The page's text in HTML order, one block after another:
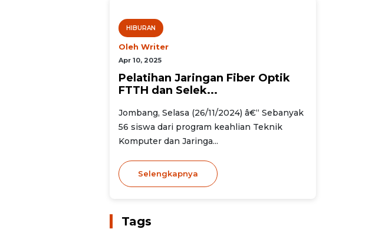
HIBURAN
Oleh Writer
Apr 10, 2025
Pelatihan Jaringan Fiber Optik
FTTH dan Selek...
Jombang, Selasa (26/11/2024) â€“ Sebanyak
56 siswa dari program keahlian Teknik
Komputer dan Jaringa...
Selengkapnya
Tags